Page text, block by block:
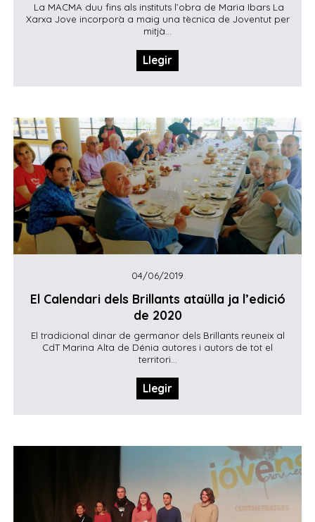
La MACMA duu fins als instituts l’obra de Maria Ibars La
Xarxa Jove incorporà a maig una tècnica de Joventut per
mitjà...
Llegir
04/06/2019
El Calendari dels Brillants ataülla ja l’edició
de 2020
El tradicional dinar de germanor dels Brillants reuneix al
CdT Marina Alta de Dénia autores i autors de tot el
territori...
Llegir